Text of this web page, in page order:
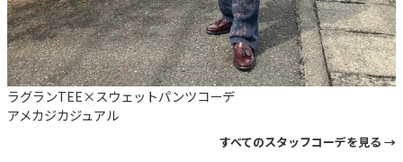
ラグランTEE×スウェットパンツコーデ
アメカジカジュアル
すべてのスタッフコーデを見る →